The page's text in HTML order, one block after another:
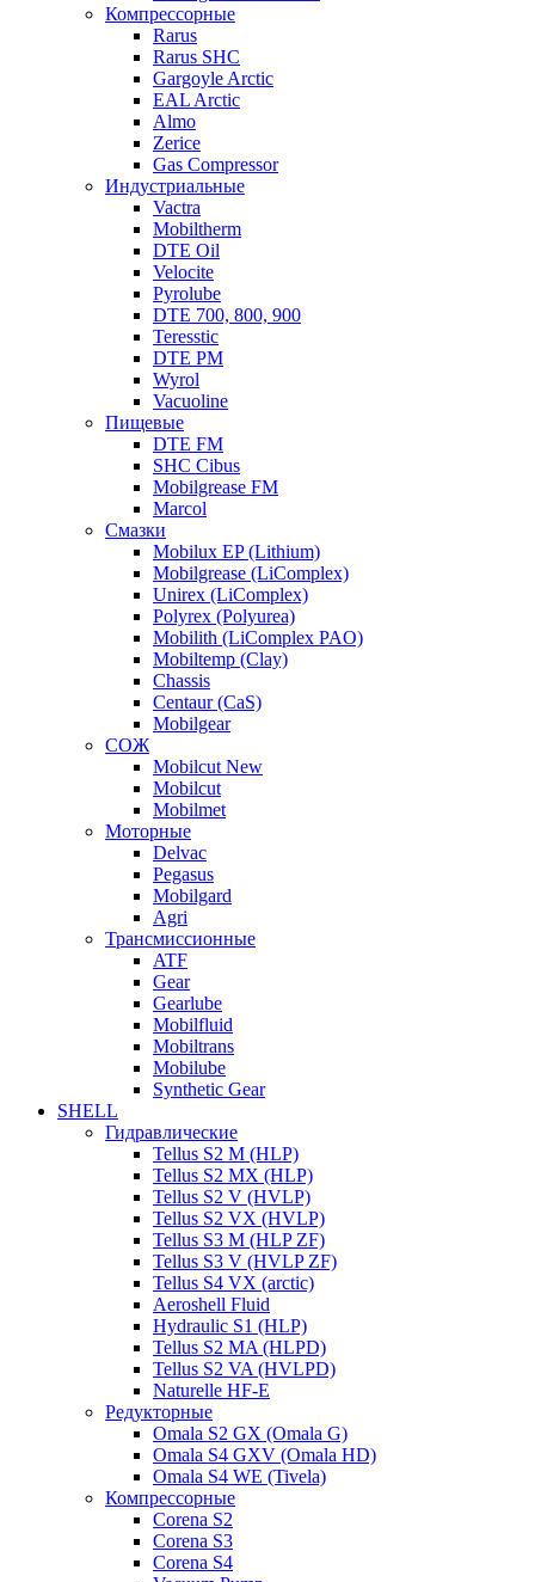
Компрессорные
Rarus
Rarus SHC
Gargoyle Arctic
EAL Arctic
Almo
Zerice
Gas Compressor
Индустриальные
Vactra
Mobiltherm
DTE Oil
Velocite
Pyrolube
DTE 700, 800, 900
Teresstic
DTE PM
Wyrol
Vacuoline
Пищевые
DTE FM
SHC Cibus
Mobilgrease FM
Marcol
Смазки
Mobilux EP (Lithium)
Mobilgrease (LiComplex)
Unirex (LiComplex)
Polyrex (Polyurea)
Mobilith (LiComplex PAO)
Mobiltemp (Clay)
Chassis
Centaur (CaS)
Mobilgear
СОЖ
Mobilcut New
Mobilcut
Mobilmet
Моторные
Delvac
Pegasus
Mobilgard
Agri
Трансмиссионные
ATF
Gear
Gearlube
Mobilfluid
Mobiltrans
Mobilube
Synthetic Gear
SHELL
Гидравлические
Tellus S2 M (HLP)
Tellus S2 MХ (HLP)
Tellus S2 V (HVLP)
Tellus S2 VX (HVLP)
Tellus S3 M (HLP ZF)
Tellus S3 V (HVLP ZF)
Tellus S4 VX (arctic)
Aeroshell Fluid
Hydraulic S1 (HLP)
Tellus S2 MA (HLPD)
Tellus S2 VA (HVLPD)
Naturelle HF-E
Редукторные
Omala S2 GX (Omala G)
Omala S4 GXV (Omala HD)
Omala S4 WE (Tivela)
Компрессорные
Corena S2
Corena S3
Corena S4